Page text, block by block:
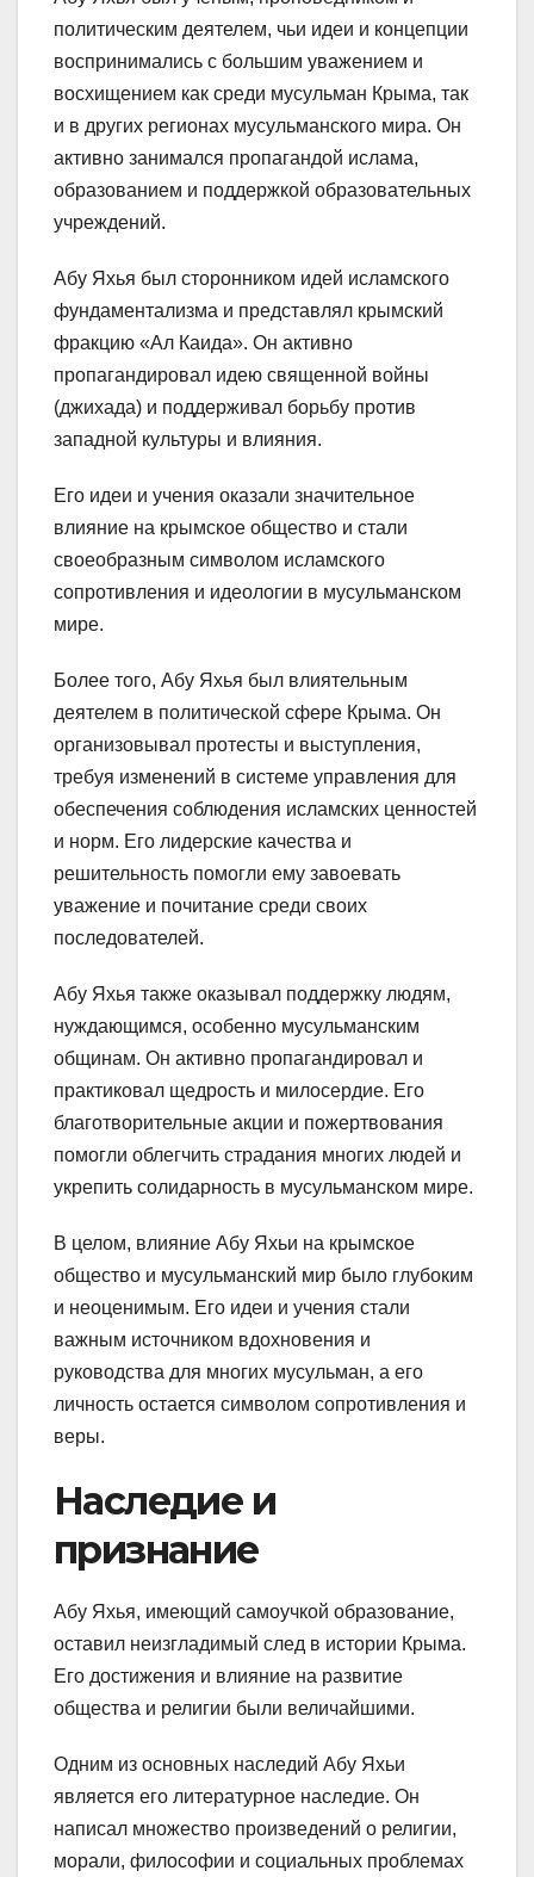
политическим деятелем, чьи идеи и концепции
воспринимались с большим уважением и
восхищением как среди мусульман Крыма, так
и в других регионах мусульманского мира. Он
активно занимался пропагандой ислама,
образованием и поддержкой образовательных
учреждений.
Абу Яхья был сторонником идей исламского
фундаментализма и представлял крымский
фракцию «Ал Каида». Он активно
пропагандировал идею священной войны
(джихада) и поддерживал борьбу против
западной культуры и влияния.
Его идеи и учения оказали значительное
влияние на крымское общество и стали
своеобразным символом исламского
сопротивления и идеологии в мусульманском
мире.
Более того, Абу Яхья был влиятельным
деятелем в политической сфере Крыма. Он
организовывал протесты и выступления,
требуя изменений в системе управления для
обеспечения соблюдения исламских ценностей
и норм. Его лидерские качества и
решительность помогли ему завоевать
уважение и почитание среди своих
последователей.
Абу Яхья также оказывал поддержку людям,
нуждающимся, особенно мусульманским
общинам. Он активно пропагандировал и
практиковал щедрость и милосердие. Его
благотворительные акции и пожертвования
помогли облегчить страдания многих людей и
укрепить солидарность в мусульманском мире.
В целом, влияние Абу Яхьи на крымское
общество и мусульманский мир было глубоким
и неоценимым. Его идеи и учения стали
важным источником вдохновения и
руководства для многих мусульман, а его
личность остается символом сопротивления и
веры.
Наследие и
признание
Абу Яхья, имеющий самоучкой образование,
оставил неизгладимый след в истории Крыма.
Его достижения и влияние на развитие
общества и религии были величайшими.
Одним из основных наследий Абу Яхьи
является его литературное наследие. Он
написал множество произведений о религии,
морали, философии и социальных проблемах